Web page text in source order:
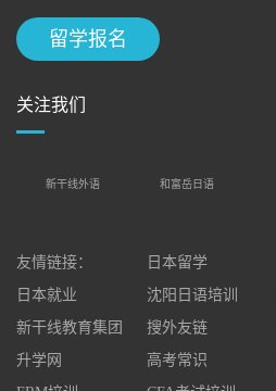
留学报名
关注我们
新干线外语 和富岳日语
友情链接： 日本留学
日本就业
沈阳日语培训
新干线教育集团
搜外友链
升学网
高考常识